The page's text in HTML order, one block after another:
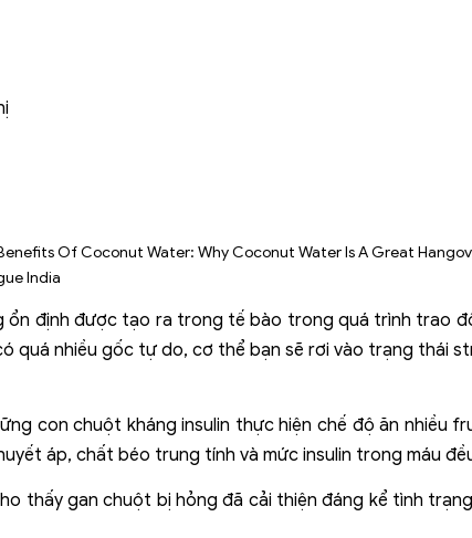
định được tạo ra trong tế bào trong quá trình trao
quá nhiều gốc tự do, cơ thể bạn sẽ rơi vào trạng thái
con chuột kháng insulin thực hiện chế độ ăn
áp, chất béo trung tính và mức insulin trong máu
thấy gan chuột bị hỏng đã cải thiện đáng kể tình